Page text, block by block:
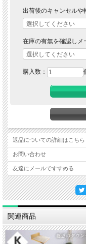
※離島は別途お見積りになり
※運送会社の事情により離島
ざいます。
ら、注文確定メールにて合計
ていない場合はご質問メール
■材質
※シングルサイズより長さが
■納期表記について
当店商品はメーカー取扱商品
出荷後のキャンセルや
在庫の有無を確認しメ
購入数：
返品についての詳細はこちら
お問い合わせ
友達にメールですすめる
関連商品